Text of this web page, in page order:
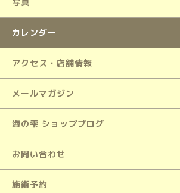
カレンダー
アクセス・店舗情報
メールマガジン
海の雫 ショップブログ
お問い合わせ
施術予約